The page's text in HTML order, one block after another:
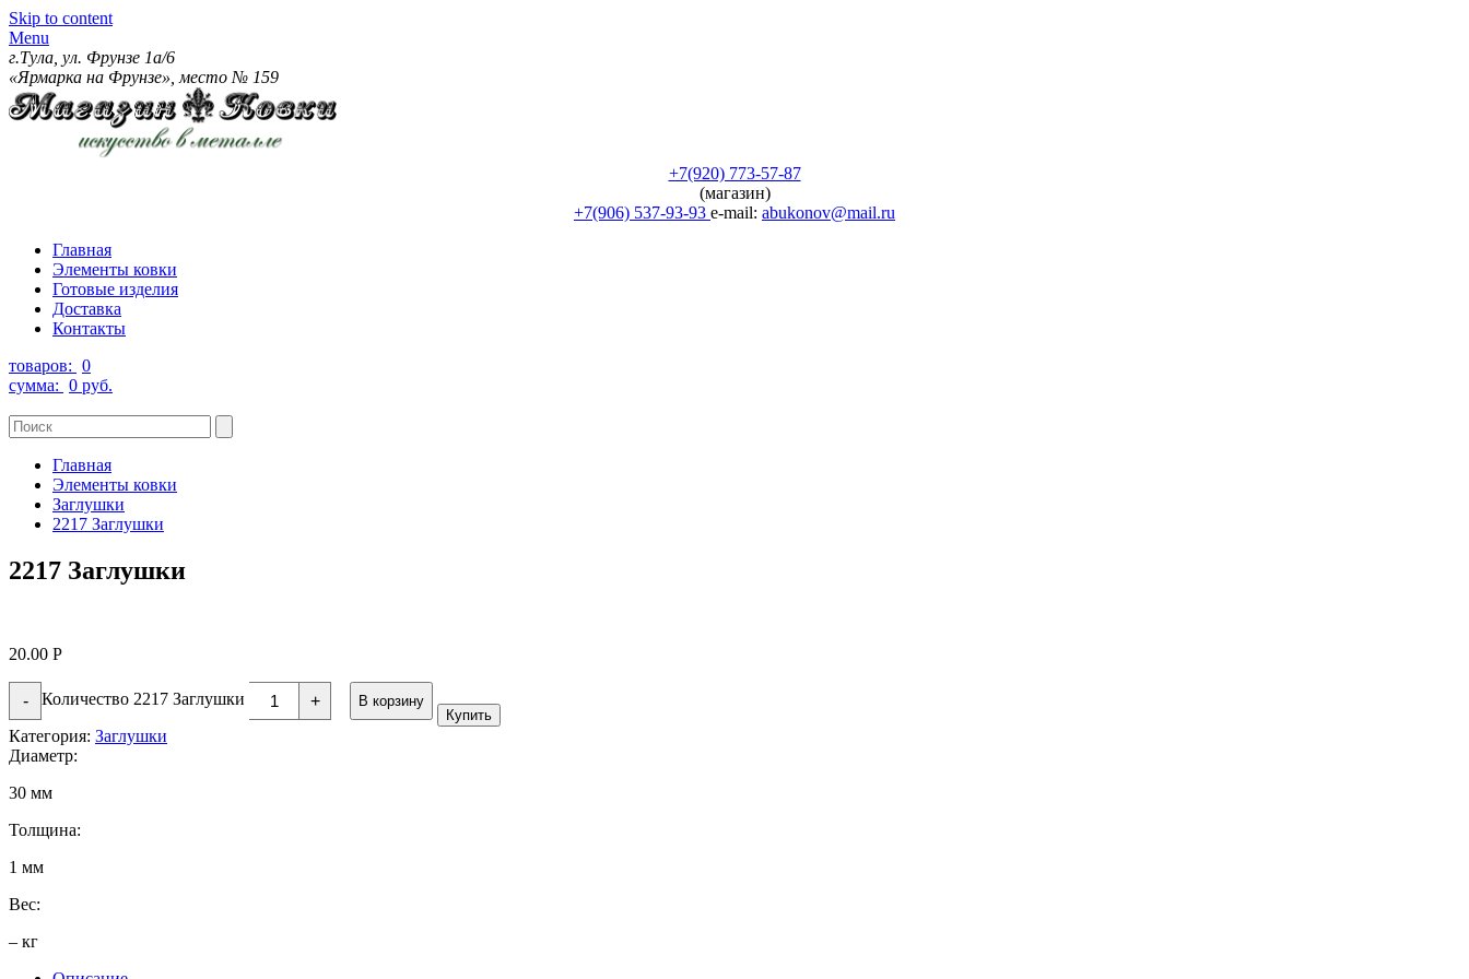
Skip to content
Menu
г.Тула, ул. Фрунзе 1а/6
«Ярмарка на Фрунзе», место № 159
+7(920) 773-57-87
(магазин)
+7(906) 537-93-93 e-mail: abukonov@mail.ru
Главная
Элементы ковки
Готовые изделия
Доставка
Контакты
товаров: 0
сумма: 0 руб.
Главная
Элементы ковки
Заглушки
2217 Заглушки
2217 Заглушки
20.00 Р
- Количество 2217 Заглушки +
В корзину
Купить
Категория: Заглушки
Диаметр:
30 мм
Толщина:
1 мм
Вес:
– кг